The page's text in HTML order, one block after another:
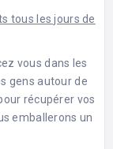
tous les jours de
vous dans les
gens autour de
récupérer vos
emballerons un